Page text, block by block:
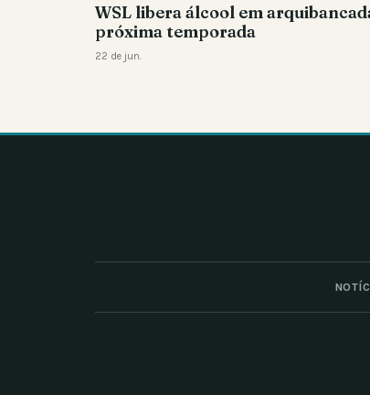
WSL libera álcool em
próxima temporada
22 de jun.